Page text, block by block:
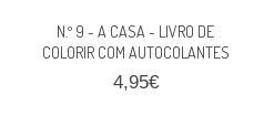
N.º 9 - A CASA - LIVRO DE
COLORIR COM AUTOCOLANTES
4,95€